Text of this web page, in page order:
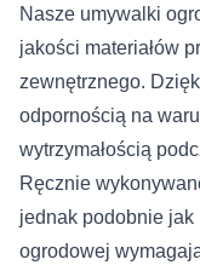
Nasze umywalki
jakości materiałów
zewnętrznego.
odpornością na
wytrzymałością
Ręcznie
jednak podobnie jak
ogrodowej